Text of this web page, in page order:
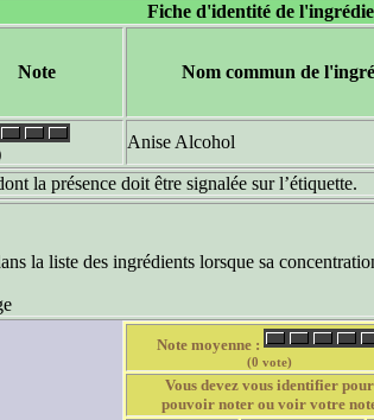
Fiche d'identité de
Note Nom commun de
Anise Alcohol
la présence doit être signalée sur l’étiquette.
la liste des ingrédients lorsque sa
Note moyenne :
(0 vote)
Vous devez vous identifier pour
pouvoir noter ou voir votre